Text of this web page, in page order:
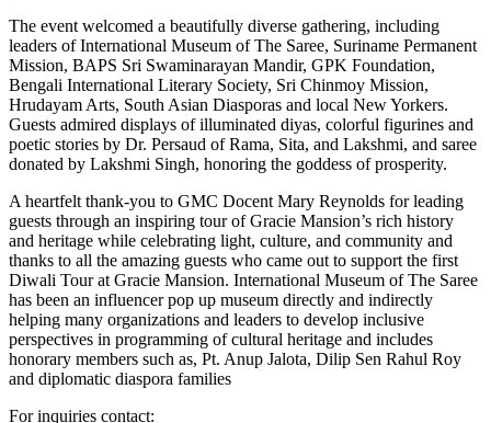
The event welcomed a beautifully diverse gathering, including
leaders of International Museum of The Saree, Suriname Permanent
Mission, BAPS Sri Swaminarayan Mandir, GPK Foundation,
Bengali International Literary Society, Sri Chinmoy Mission,
Hrudayam Arts, South Asian Diasporas and local New Yorkers.
Guests admired displays of illuminated diyas, colorful figurines and
poetic stories by Dr. Persaud of Rama, Sita, and Lakshmi, and saree
donated by Lakshmi Singh, honoring the goddess of prosperity.
A heartfelt thank-you to GMC Docent Mary Reynolds for leading
guests through an inspiring tour of Gracie Mansion’s rich history
and heritage while celebrating light, culture, and community and
thanks to all the amazing guests who came out to support the first
Diwali Tour at Gracie Mansion. International Museum of The Saree
has been an influencer pop up museum directly and indirectly
helping many organizations and leaders to develop inclusive
perspectives in programming of cultural heritage and includes
honorary members such as, Pt. Anup Jalota, Dilip Sen Rahul Roy
and diplomatic diaspora families
For inquiries contact: